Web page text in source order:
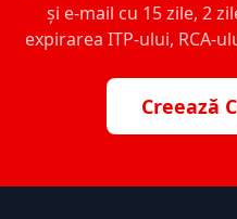
și e-mail cu 15 zile, 2
expirarea ITP-ului, RCA-
Creează